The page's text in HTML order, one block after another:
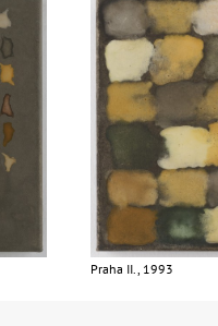
Praha II., 1993